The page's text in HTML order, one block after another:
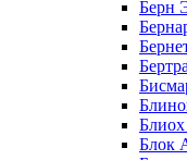
Берн
Блок